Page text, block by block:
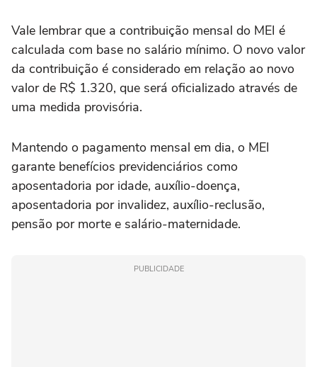
Vale lembrar que a contribuição mensal do MEI é
calculada com base no salário mínimo. O novo valor
da contribuição é considerado em relação ao novo
valor de R$ 1.320, que será oficializado através de
uma medida provisória.
Mantendo o pagamento mensal em dia, o MEI
garante benefícios previdenciários como
aposentadoria por idade, auxílio-doença,
aposentadoria por invalidez, auxílio-reclusão,
pensão por morte e salário-maternidade.
PUBLICIDADE